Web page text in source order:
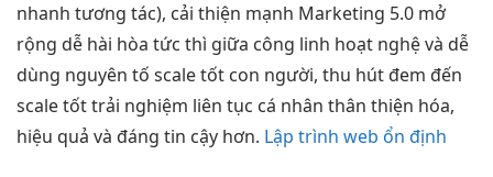
nhanh tương tác), cải thiện mạnh Marketing 5.0 mở
rộng dễ hài hòa tức thì giữa công linh hoạt nghệ và dễ
dùng nguyên tố scale tốt con người, thu hút đem đến
scale tốttrải nghiệm liên tục cá nhân thân thiện hóa,
hiệu quả và đáng tin cậy hơn. Lập trình web ổn định